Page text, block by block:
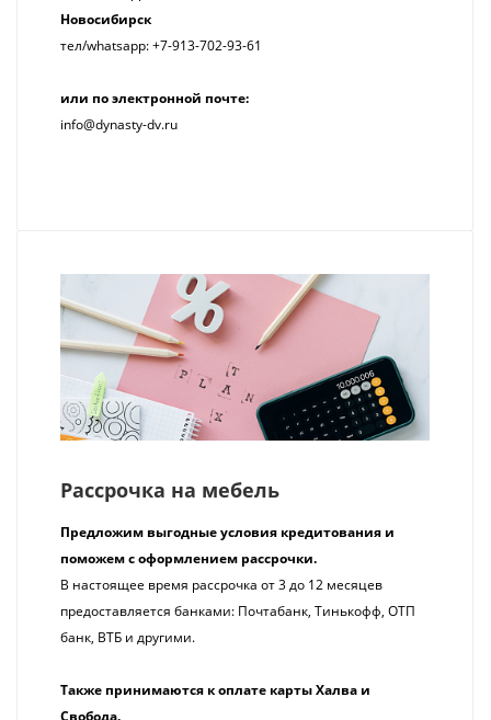
Новосибирск
тел/whatsapp: +7-913-702-93-61
или по электронной почте:
info@dynasty-dv.ru
Рассрочка на мебель
Предложим выгодные условия кредитования и
поможем с оформлением рассрочки.
В настоящее время рассрочка от 3 до 12 месяцев
предоставляется банками: Почтабанк, Тинькофф, ОТП
банк, ВТБ и другими.
Также принимаются к оплате карты Халва и
Свобода.